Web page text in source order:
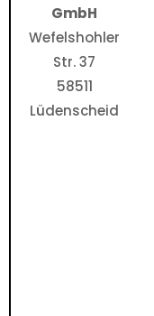
GmbH
Wefelshohler
Str. 37
58511
Lüdenscheid